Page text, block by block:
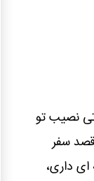
نصیب تو
سفر
داری،